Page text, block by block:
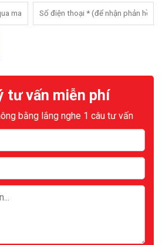
tư vấn miễn phí
bằng lắng nghe 1 câu tư vấn